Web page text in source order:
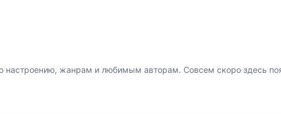
жанрам и любимым авторам. Совсем скоро здесь